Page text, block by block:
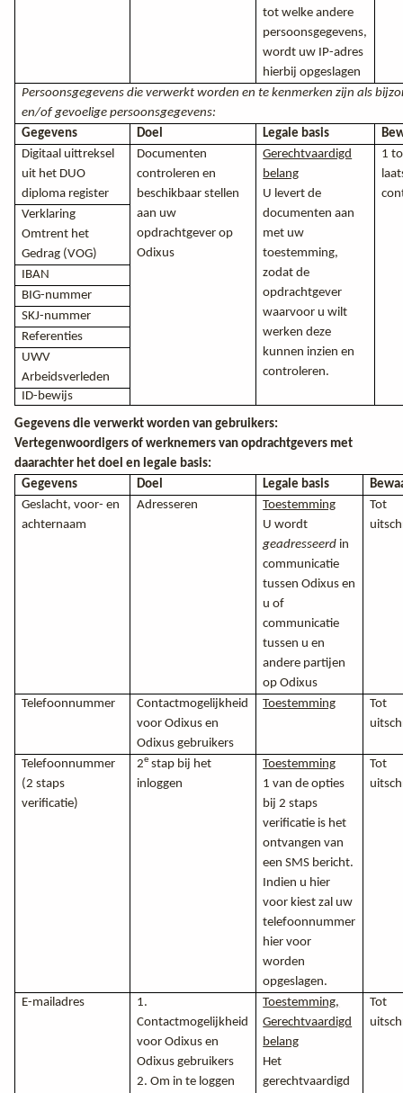
tot welke andere
persoonsgegevens,
wordt uw IP-adres
hierbij opgeslagen
Persoonsgegevens die verwerkt worden en te kenmerken zijn als
en/of gevoelige persoonsgegevens:
Gegevens
Doel Legale basis
Digitaal uittreksel
uit het DUO
diploma register
Documenten
controleren en
beschikbaar stellen
aan uw
opdrachtgever op
Odixus
Gerechtvaardigd
belang
U levert de
documenten aan
met uw
toestemming,
zodat de
opdrachtgever
waarvoor u wilt
werken deze
kunnen inzien en
controleren.
1
Verklaring
Omtrent het
Gedrag (VOG)
IBAN
BIG-nummer
SKJ-nummer
Referenties
UWV
Arbeidsverleden
ID-bewijs
Gegevens die verwerkt worden van gebruikers:
Vertegenwoordigers of werknemers van opdrachtgevers met
daarachter het doel en legale basis:
Gegevens
Doel Legale basis
Geslacht, voor- en
achternaam
Adresseren
Toestemming
U wordt
geadresseerd in
communicatie
tussen Odixus en
u of
communicatie
tussen u en
andere partijen
op Odixus
Tot
Telefoonnummer
Contactmogelijkheid
voor Odixus en
Odixus gebruikers
Toestemming
Tot
Telefoonnummer
(2 staps
verificatie)
2e stap bij het
inloggen
Toestemming
1 van de opties
bij 2 staps
verificatie is het
ontvangen van
een SMS bericht.
Indien u hier
voor kiest zal uw
telefoonnummer
hier voor
worden
opgeslagen.
Tot
E-mailadres
1.
Contactmogelijkheid
voor Odixus en
Odixus gebruikers
2. Om in te loggen
Toestemming,
Gerechtvaardigd
belang
Het
gerechtvaardigd
Tot